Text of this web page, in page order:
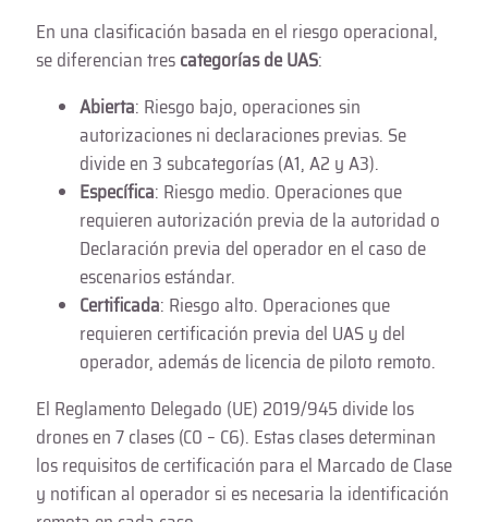
En una clasificación basada en el riesgo operacional,
se diferencian trescategorías de UAS:
Abierta: Riesgo bajo, operaciones sin
autorizaciones ni declaraciones previas. Se
divide en 3 subcategorías (A1, A2 y A3).
Específica: Riesgo medio. Operaciones que
requieren autorización previa de la autoridad o
Declaración previa del operador en el caso de
escenarios estándar.
Certificada: Riesgo alto. Operaciones que
requieren certificación previa del UAS y del
operador, además de licencia de piloto remoto.
El Reglamento Delegado (UE) 2019/945 divide los
drones en 7 clases (C0 – C6). Estas clases determinan
los requisitos de certificación para el Marcado de Clase
y notifican al operador si es necesaria la identificación